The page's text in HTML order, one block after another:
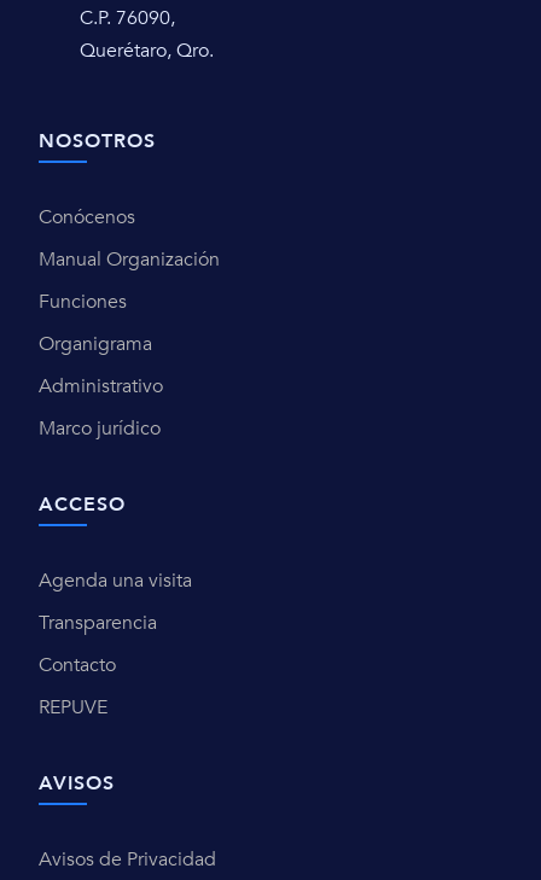
C.P. 76090,
Querétaro, Qro.
NOSOTROS
Conócenos
Manual Organización
Funciones
Organigrama
Administrativo
Marco jurídico
ACCESO
Agenda una visita
Transparencia
Contacto
REPUVE
AVISOS
Avisos de Privacidad